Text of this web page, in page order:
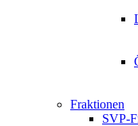
Fraktionen
SVP-